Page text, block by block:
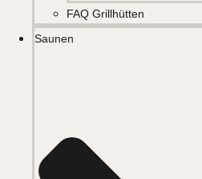
FAQ Grillhütten
Saunen